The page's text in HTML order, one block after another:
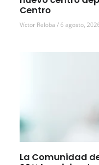
Centro
Víctor Reloba 6 agosto,
La Comunidad